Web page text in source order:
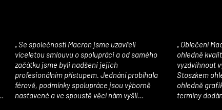
víceletou smlouvu o spolupráci a od samého
začátku jsme byli nadšeni jejich
profesionálním přístupem. Jednání probíhala
férově, podmínky spolupráce jsou výborně
nastavené a ve spoustě věcí nám vyšli
ohledně
vyzdvihnout
Stoszkem
ohledně grafiky. Jen malinké mínus
termíny